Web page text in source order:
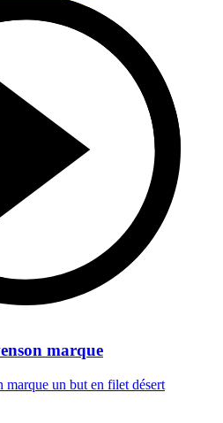
marque
marque un but en filet désert